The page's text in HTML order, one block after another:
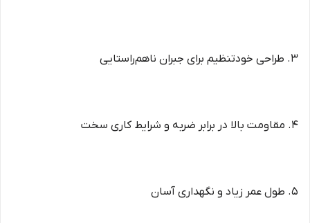
3. طراحی خودتنظیم برای جبران ناهم‌راستایی
4. مقاومت بالا در برابر ضربه و شرایط کاری سخت
5. طول عمر زیاد و نگهداری آسان